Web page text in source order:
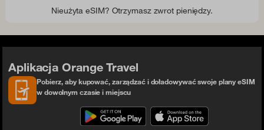
Nieużyta eSIM? Otrzymasz zwrot pieniędzy.
Aplikacja Orange Travel
Pobierz, aby kupować, zarządzać i doładowywać swoje plany eSIM
w dowolnym czasie i miejscu